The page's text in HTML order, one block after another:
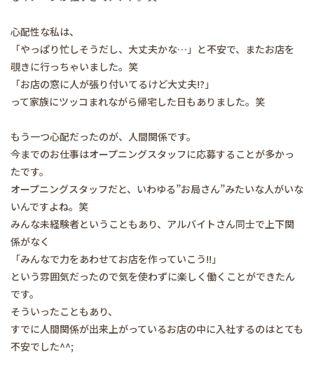
心配性な私は、
「やっぱり忙しそうだし、大丈夫かな…」と不安で、またお店を
覗きに行っちゃいました。笑
「お店の窓に人が張り付いてるけど大丈夫!?」
って家族にツッコまれながら帰宅した日もありました。笑
もう一つ心配だったのが、人間関係です。
今までのお仕事はオープニングスタッフに応募することが多かっ
たです。
オープニングスタッフだと、いわゆる”お局さん”みたいな人がいな
いんですよね。笑
みんな未経験者ということもあり、アルバイトさん同士で上下関
係がなく
「みんなで力をあわせてお店を作っていこう!!」
という雰囲気だったので気を使わずに楽しく働くことができたん
です。
そういったこともあり、
すでに人間関係が出来上がっているお店の中に入社するのはとても
不安でした^^;